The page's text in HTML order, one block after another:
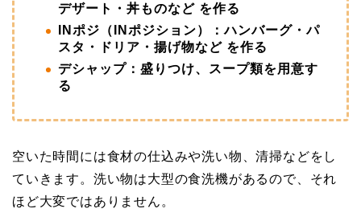
デザート・丼ものなど を作る
INポジ（INポジション）：ハンバーグ・パ
スタ・ドリア・揚げ物など を作る
デシャップ：盛りつけ、スープ類を用意す
る
空いた時間には食材の仕込みや洗い物、清掃などをし
ていきます。洗い物は大型の食洗機があるので、それ
ほど大変ではありません。